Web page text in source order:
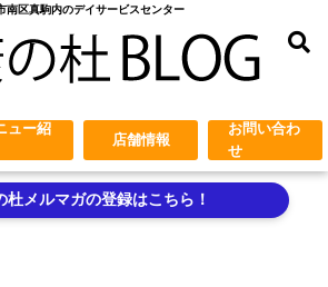
南区真駒内のデイサービスセンター
ュー紹
店舗情報
お問い合わ
せ
杜メルマガの登録はこちら！